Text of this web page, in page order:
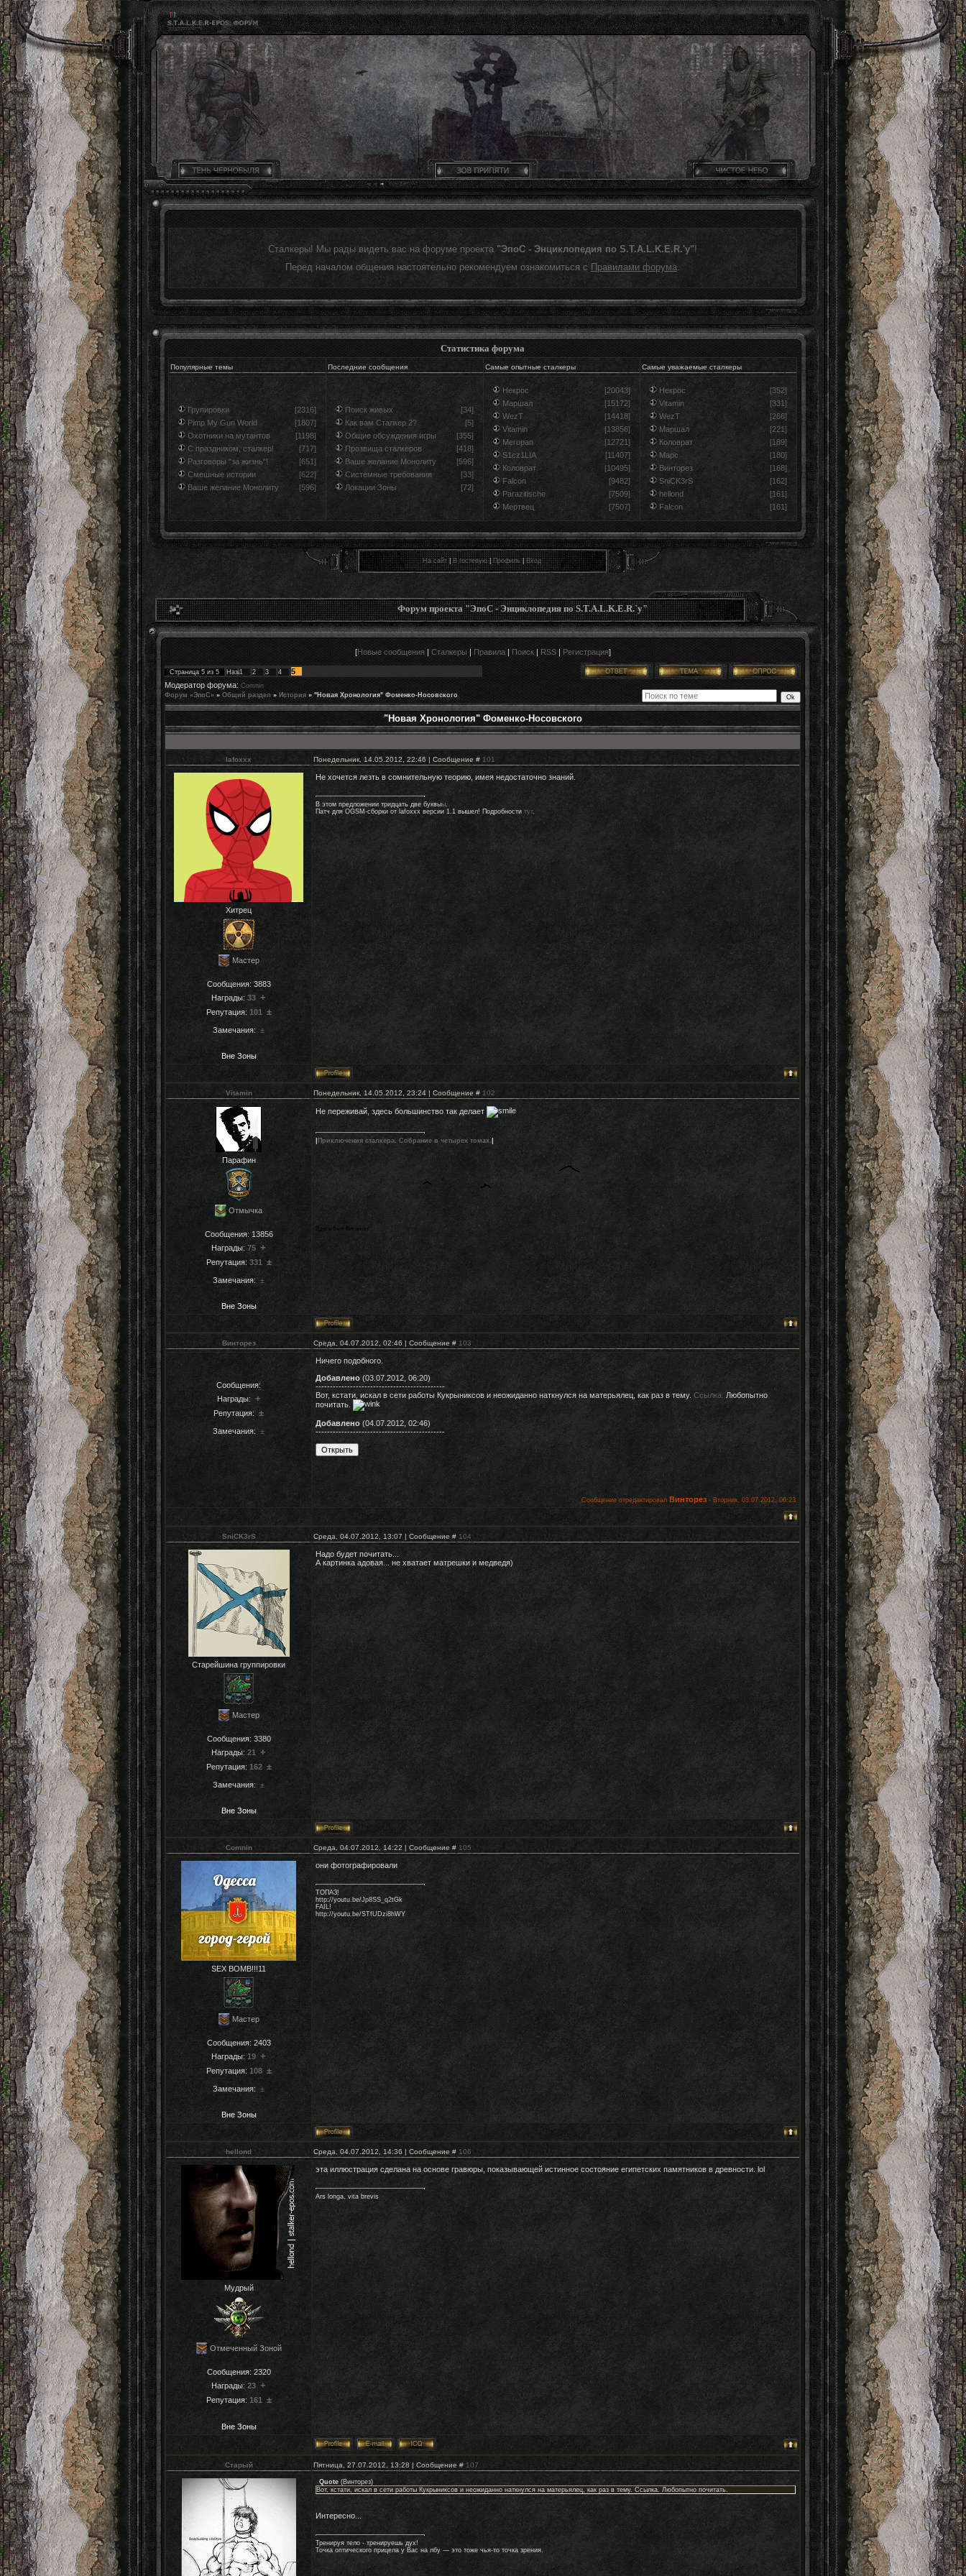
Сталкеры! Мы рады видеть вас на форуме проекта "ЭпоС - Энциклопедия по S.T.A.L.K.E.R.'у"!
Перед началом общения настоятельно рекомендуем ознакомиться с Правилами форума.
Статистика форума
Популярные темы Последние сообщения Самые опытные сталкеры Самые уважаемые сталкеры
Групировки
[2316]
Pimp My Gun World
[1807]
Охотники на мутантов
[1198]
С праздником, сталкер!
[717]
Разговоры "за жизнь"!
[651]
Смешные истории
[622]
Ваше желание Монолиту
[596]
Поиск живых
[34]
Как вам Сталкер 2?
[5]
Общие обсуждения игры
[355]
Прозвища сталкеров
[418]
Ваше желание Монолиту
[596]
Системные требования
[33]
Локации Зоны
[72]
Некрос
[20043]
Маршал
[15172]
WezT
[14418]
Vitamin
[13856]
Мегорап
[12721]
S1cz1LIA
[11407]
Коловрат
[10495]
Falcon
[9482]
Parazitische
[7509]
Мертвец
[7507]
Некрос
[352]
Vitamin
[331]
WezT
[266]
Маршал
[221]
Коловрат
[189]
Марс
[180]
Винторез
[168]
SniCK3rS
[162]
hellond
[161]
Falcon
[161]
На сайт|В гостевую|Профиль|Вход
Форум проекта "ЭпоС - Энциклопедия по S.T.A.L.K.E.R.`у"
[Новые сообщения | Сталкеры | Правила| Поиск| RSS| Регистрация]
Страница 5 из 5 Назад
1 2 3 4
5
Модератор форума: Comnin
Форум «ЭпоС» » Общий раздел » История » "Новая Хронология" Фоменко-Носовского
"Новая Хронология" Фоменко-Носовского
lafoxxx Понедельник, 14.05.2012, 22:46 | Сообщение # 101
Хитрец
Мастер
Сообщения: 3883
Награды: 33 +
Репутация: 101 ±
Замечания: ±
Вне Зоны
Не хочется лезть в сомнительную теорию, имея недостаточно знаний.
В этом предложении тридцать две буквыы.
Патч для OGSM-сборки от lafoxxx версии 1.1 вышел! Подробности тут.
Vitamin Понедельник, 14.05.2012, 23:24 | Сообщение # 102
Парафин
Отмычка
Сообщения: 13856
Награды: 75 +
Репутация: 331 ±
Замечания: ±
Вне Зоны
Не переживай, здесь большинство так делает
Приключения сталкера. Собрание в четырех томах.
Здесь был Витамин!
Винторез Среда, 04.07.2012, 02:46 | Сообщение # 103
Сообщения:
Награды: +
Репутация: ±
Замечания: ±
Ничего подобного.
Добавлено (03.07.2012, 06:20)
---------------------------------------------
Вот, кстати, искал в сети работы Кукрыниксов и неожиданно наткнулся на матерьялец, как раз в тему. Ссылка.
Любопытно
почитать.
Добавлено(04.07.2012, 02:46)
---------------------------------------------
Сообщение отредактировал Винторез - Вторник, 03.07.2012, 06:23
SniCK3rS Среда, 04.07.2012, 13:07 | Сообщение # 104
Старейшина группировки
Мастер
Сообщения: 3380
Награды: 21 +
Репутация: 162 ±
Замечания: ±
Вне Зоны
Надо будет почитать...
А картинка адовая... не хватает матрешки и медведя)
Comnin Среда, 04.07.2012, 14:22 | Сообщение # 105
SEX BOMB!!!11
Мастер
Сообщения: 2403
Награды: 19 +
Репутация: 108 ±
Замечания: ±
Вне Зоны
они фотографировали
ТОПАЗ!
http://youtu.be/Jp8SS_q2tGk
FAIL!
http://youtu.be/STfUDzi8hWY
hellond Среда, 04.07.2012, 14:36 | Сообщение # 106
Мудрый
Отмеченный Зоной
Сообщения: 2320
Награды: 23 +
Репутация: 161 ±
Вне Зоны
эта иллюстрация сделана на основе гравюры, показывающей истинное состояние египетских памятников в древности. lol
Ars longa, vita brevis
Старый Пятница, 27.07.2012, 13:28 | Сообщение # 107
Quote(Винторез)
Вот, кстати, искал в сети работы Кукрыниксов и неожиданно наткнулся на матерьялец, как раз в тему. Ссылка. Любопытно почитать.
Интересно...
Тренируя тело - тренируешь дух!
Точка оптического прицела у Вас на лбу — это тоже чья-то точка зрения.